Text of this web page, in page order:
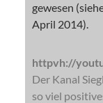
gewesen
April 2014).
httpvh://
Der Kanal
so viel